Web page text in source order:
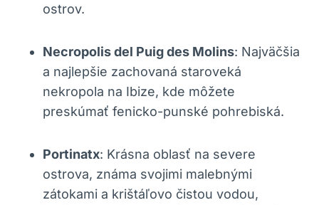
ostrov.
Necropolis del Puig des Molins: Najväčšia
a najlepšie zachovaná staroveká
nekropola na Ibize, kde môžete
preskúmať fenicko-punské pohrebiská.
Portinatx: Krásna oblasť na severe
ostrova, známa svojimi malebnými
zátokami a krištáľovo čistou vodou,